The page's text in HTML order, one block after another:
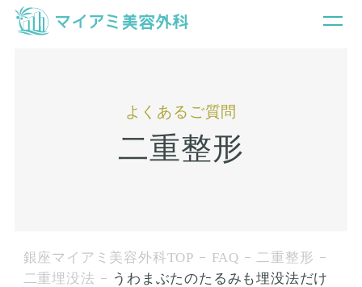
よくあるご質問
二重整形
銀座マイアミ美容外科TOP FAQ
二重整形
二重埋没法
うわまぶたのたるみも埋没法だけ